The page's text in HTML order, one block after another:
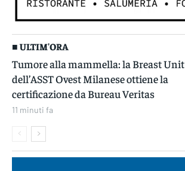
■ ULTIM'ORA
Tumore alla mammella: la Breast Unit
dell’ASST Ovest Milanese ottiene la
certificazione da Bureau Veritas
11 minuti fa